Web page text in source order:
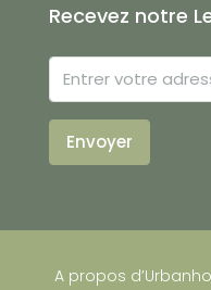
Recevez notre
Envoyer
A propos